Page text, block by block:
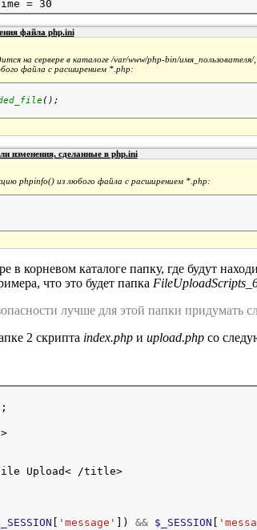
файла php.ini
на сервере в каталоге /var/www/php-bin/имя_пользователя/,
файла с расширением *.php:
();
изменения, сделанные в php.ini
phpinfo() из любого файла с расширением *.php:
в корневом каталоге папку, где будут
что это будет папка
лучше для этой папки придумать
2 скрипта index.phpи upload.phpсо
Upload< /title>
'message' ]) && $_SESSION